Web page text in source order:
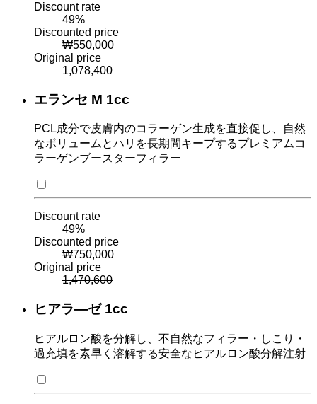
Discount rate
49%
Discounted price
₩550,000
Original price
1,078,400
エランセ M 1cc
PCL成分で皮膚内のコラーゲン生成を直接促し、自然
なボリュームとハリを長期間キープするプレミアムコ
ラーゲンブースターフィラー
Discount rate
49%
Discounted price
₩750,000
Original price
1,470,600
ヒアラ―ゼ 1cc
ヒアルロン酸を分解し、不自然なフィラー・しこり・
過充填を素早く溶解する安全なヒアルロン酸分解注射